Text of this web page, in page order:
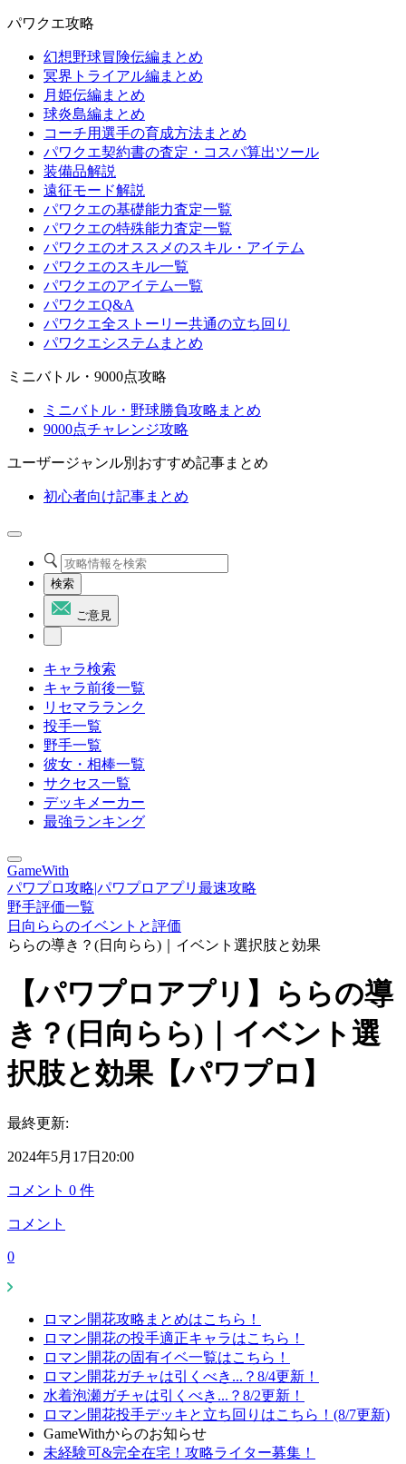
パワクエ攻略
幻想野球冒険伝編まとめ
冥界トライアル編まとめ
月姫伝編まとめ
球炎島編まとめ
コーチ用選手の育成方法まとめ
パワクエ契約書の査定・コスパ算出ツール
装備品解説
遠征モード解説
パワクエの基礎能力査定一覧
パワクエの特殊能力査定一覧
パワクエのオススメのスキル・アイテム
パワクエのスキル一覧
パワクエのアイテム一覧
パワクエQ&A
パワクエ全ストーリー共通の立ち回り
パワクエシステムまとめ
ミニバトル・9000点攻略
ミニバトル・野球勝負攻略まとめ
9000点チャレンジ攻略
ユーザージャンル別おすすめ記事まとめ
初心者向け記事まとめ
検索
ご意見
キャラ検索
キャラ前後一覧
リセマラランク
投手一覧
野手一覧
彼女・相棒一覧
サクセス一覧
デッキメーカー
最強ランキング
GameWith
パワプロ攻略|パワプロアプリ最速攻略
野手評価一覧
日向ららのイベントと評価
ららの導き？(日向らら)｜イベント選択肢と効果
【パワプロアプリ】ららの導
き？(日向らら)｜イベント選
択肢と効果【パワプロ】
最終更新:
2024年5月17日20:00
コメント 0 件
コメント
0
ロマン開花攻略まとめはこちら！
ロマン開花の投手適正キャラはこちら！
ロマン開花の固有イベ一覧はこちら！
ロマン開花ガチャは引くべき...？8/4更新！
水着泡瀬ガチャは引くべき...？8/2更新！
ロマン開花投手デッキと立ち回りはこちら！(8/7更新)
GameWithからのお知らせ
未経験可&完全在宅！攻略ライター募集！